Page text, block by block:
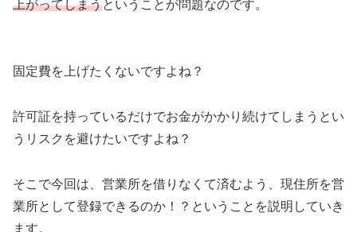
上がってしまうということが問題なのです。
固定費を上げたくないですよね？
許可証を持っているだけでお金がかかり続けてしまうとい
うリスクを避けたいですよね？
そこで今回は、営業所を借りなくて済むよう、現住所を営
業所として登録できるのか！？ということを説明していき
ます。